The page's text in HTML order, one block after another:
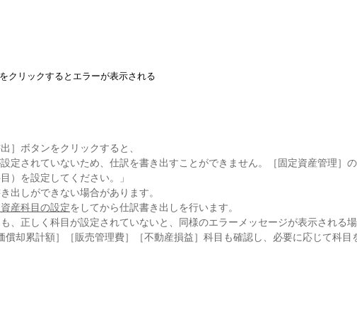
クリックするとエラーが表示される
］ボタンをクリックすると、
定されていないため、仕訳を書き出すことができません。［固定資産管理］の
）を設定してください。」
出しができない場合があります。
産科目の設定をしてから仕訳書き出しを行います。
、正しく科目が設定されていないと、同様のエラーメッセージが表示される
償却累計額］［販売管理費］［不動産損益］科目も確認し、必要に応じて科目